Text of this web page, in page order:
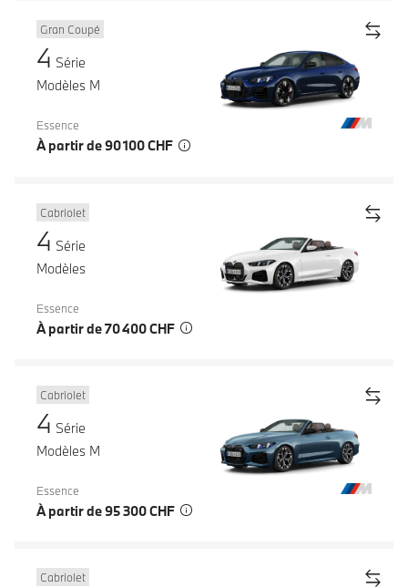
Gran Coupé
4 Série
Modèles M
Essence
À partir de 90 100 CHF
Cabriolet
4 Série
Modèles
Essence
À partir de 70 400 CHF
Cabriolet
4 Série
Modèles M
Essence
À partir de 95 300 CHF
Cabriolet